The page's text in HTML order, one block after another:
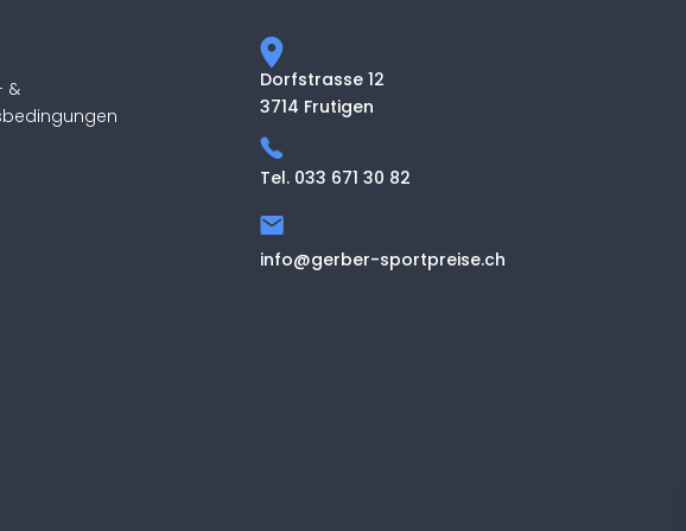
&
Dorfstrasse 12
3714 Frutigen
Tel. 033 671 30 82
info@gerber-sportpreise.ch